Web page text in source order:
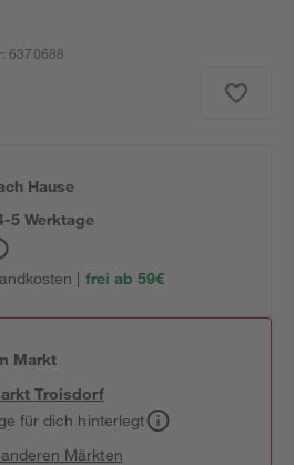
:6370688
Hause
5 Werktage
| frei ab 59€
Markt
Troisdorf
für dich hinterlegt
Märkten